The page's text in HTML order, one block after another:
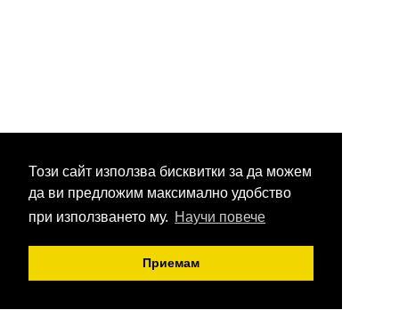
Този сайт използва бисквитки за да можем
да ви предложим максимално удобство
при използването му. Научи повече
Приемам